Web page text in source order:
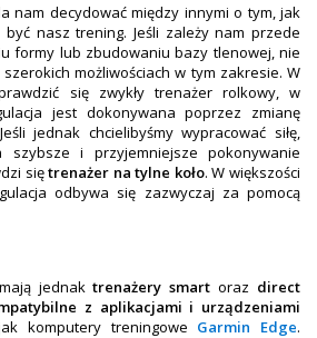
nam decydować między innymi o tym, jak
nasz trening. Jeśli zależy nam przede
formy lub zbudowaniu bazy tlenowej, nie
możliwościach w tym zakresie. W
się zwykły trenażer rolkowy, w
jest dokonywana poprzez zmianę
jednak chcielibyśmy wypracować siłę,
i przyjemniejsze pokonywanie
siętrenażer na tylne koło. W większości
odbywa się zazwyczaj za pomocą
mają jednaktrenażery smart oraz direct
z aplikacjami i urządzeniami
komputery treningowe Garmin Edge.